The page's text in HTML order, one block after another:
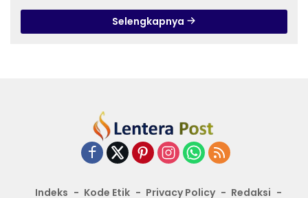
Selengkapnya
Indeks Kode Etik Privacy Policy Redaksi